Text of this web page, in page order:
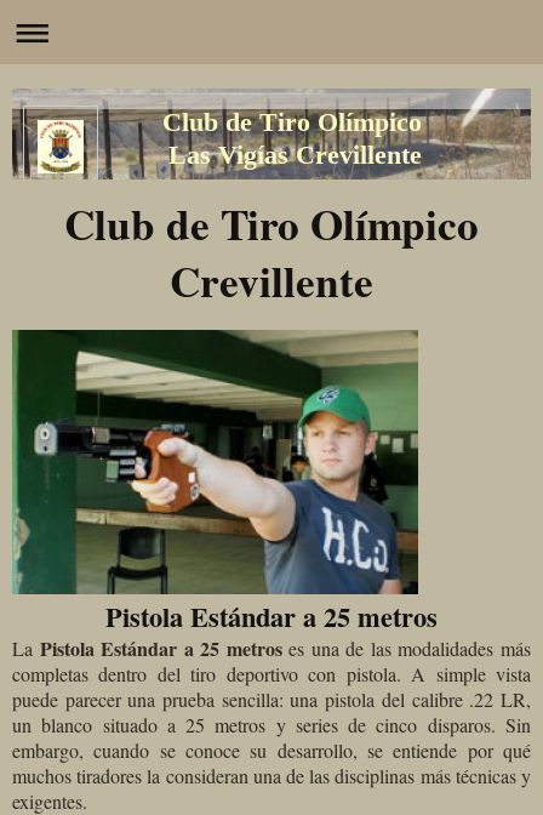
Club de Tiro Olímpico
Las Vigías Crevillente
Club de Tiro Olímpico
Crevillente
Pistola Estándar a 25 metros
La Pistola Estándar a 25 metroses una de las modalidades más
completas dentro del tiro deportivo con pistola. A simple vista
puede parecer una prueba sencilla: una pistola del calibre .22 LR,
un blanco situado a 25 metros y series de cinco disparos. Sin
embargo, cuando se conoce su desarrollo, se entiende por qué
muchos tiradores la consideran una de las disciplinas más técnicas y
exigentes.